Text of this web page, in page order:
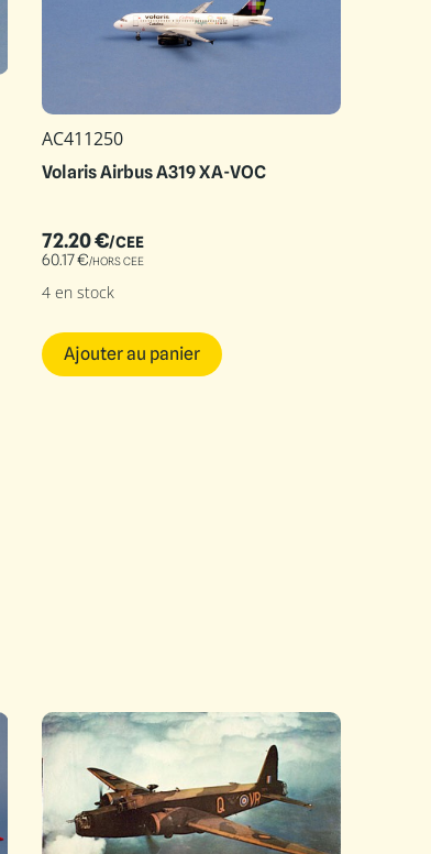
AC411250
Volaris Airbus A319 XA-VOC
72.20€/CEE
60.17€/HORS CEE
4 en stock
Ajouter au panier